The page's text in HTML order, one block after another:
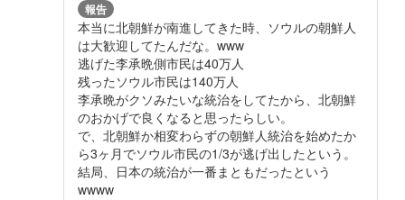
報告
本当に北朝鮮が南進してきた時、ソウルの朝鮮人
は大歓迎してたんだな。www
逃げた李承晩側市民は40万人
残ったソウル市民は140万人
李承晩がクソみたいな統治をしてたから、北朝鮮
のおかげで良くなると思ったらしい。
で、北朝鮮か相変わらずの朝鮮人統治を始めたか
ら3ヶ月でソウル市民の1/3が逃げ出したという。
結局、日本の統治が一番まともだったという
wwww